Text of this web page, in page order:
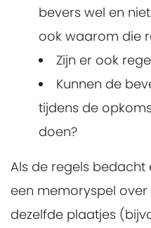
bevers wel en
ook waarom die
Zijn er ook
Kunnen de
tijdens de
doen?
Als de regels bedacht
een memoryspel over
dezelfde plaatjes